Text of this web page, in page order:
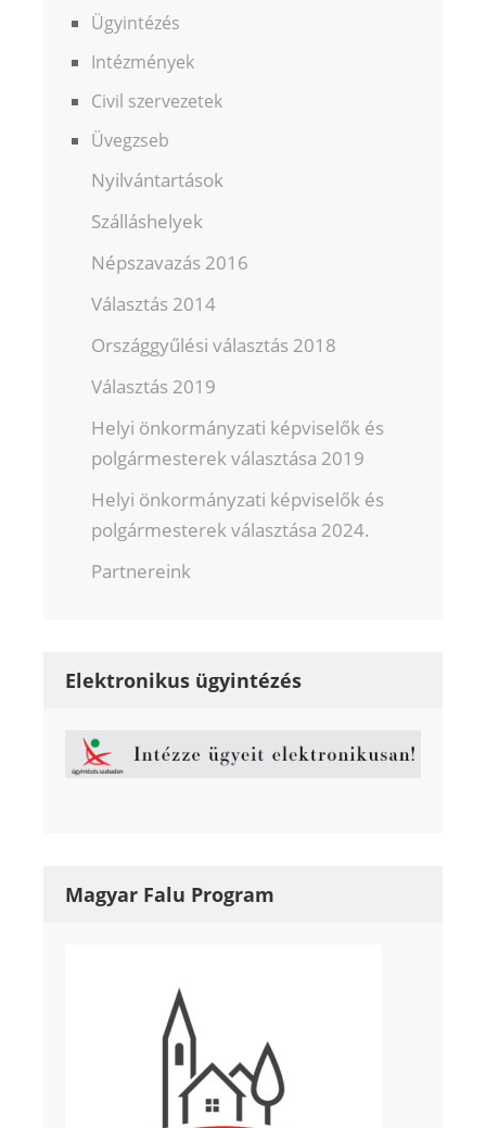
Ügyintézés
Intézmények
Civil szervezetek
Üvegzseb
Nyilvántartások
Szálláshelyek
Népszavazás 2016
Választás 2014
Országgyűlési választás 2018
Választás 2019
Helyi önkormányzati képviselők és
polgármesterek választása 2019
Helyi önkormányzati képviselők és
polgármesterek választása 2024.
Partnereink
Elektronikus ügyintézés
Magyar Falu Program